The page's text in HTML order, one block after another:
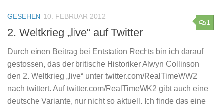
1
GESEHEN 10. FEBRUAR 2012
2. Weltkrieg „live“ auf Twitter
Durch einen Beitrag bei Entstation Rechts bin ich darauf
gestossen, das der britische Historiker Alwyn Collinson
den 2. Weltkrieg „live“ unter twitter.com/RealTimeWW2
nach twittert. Auf twitter.com/RealTimeWK2 gibt auch eine
deutsche Variante, nur nicht so aktuell. Ich finde das eine